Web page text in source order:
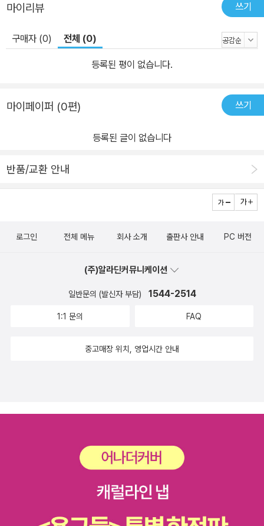
마이리뷰 쓰기
구매자 (0) 전체 (0)
등록된 평이 없습니다.
마이페이퍼 (0편) 쓰기
등록된 글이 없습니다
반품/교환 안내
로그인 전체 메뉴 회사 소개 출판사 안내 PC 버전
(주)알라딘커뮤니케이션
일반문의 (발신자 부담) 1544-2514
1:1 문의 FAQ
중고매장 위치, 영업시간 안내